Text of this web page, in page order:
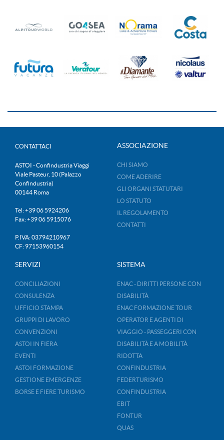
CONTATTACI
ASTOI - Confindustria Viaggi
Viale Pasteur, 10 (Palazzo
Confindustria)
00144 Roma
Tel: +39 06 5924206
Fax: +39 06 5915076
P.IVA: 03794210967
CF: 97153960154
ASSOCIAZIONE
CHI SIAMO
COME ADERIRE
GLI ORGANI STATUTARI
LO STATUTO
IL REGOLAMENTO
CONTATTI
SERVIZI
CONCILIAZIONI
CONSULENZA
UFFICIO STAMPA
GRUPPI DI LAVORO
CONVENZIONI
ASTOI IN FIERA
EVENTI
ASTOI FORMAZIONE
GESTIONE EMERGENZE
BORSE E FIERE TURISMO
SISTEMA
ENAC - DIRITTI PERSONE CON
DISABILITÀ
ENAC FORMAZIONE TOUR
OPERATOR E AGENTI DI
VIAGGIO - PASSEGGERI CON
DISABILITÀ E A MOBILITÀ
RIDOTTA
CONFINDUSTRIA
FEDERTURISMO
CONFINDUSTRIA
EBIT
FONTUR
QUAS